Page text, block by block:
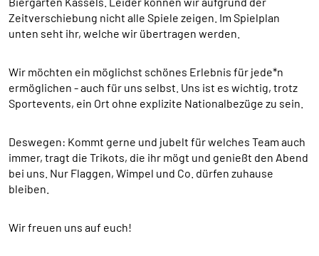
Zeitverschiebung nicht alle Spiele zeigen. Im Spielplan
unten seht ihr, welche wir übertragen werden.
Wir möchten ein möglichst schönes Erlebnis für jede*n
ermöglichen - auch für uns selbst. Uns ist es wichtig, trotz
Sportevents, ein Ort ohne explizite Nationalbezüge zu sein.
Deswegen: Kommt gerne und jubelt für welches Team auch
immer, tragt die Trikots, die ihr mögt und genießt den Abend
bei uns. Nur Flaggen, Wimpel und Co. dürfen zuhause
bleiben.
Wir freuen uns auf euch!
Zweck:
Erkennung von Spam und Schutz vor Missbrauch
HelpDirect.
Cookie Laufzeit:
NEWSLETTERANMELDUNG
Warum bitten wir darum für die
Formular von Sendinblue zur Verfügung gestellt wird,